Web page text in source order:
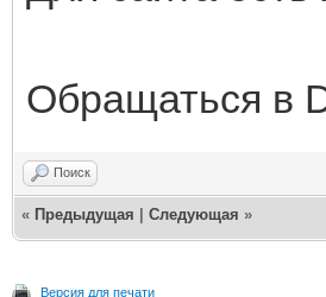
Обращаться в
Поиск
« Предыдущая Следующая »
Версия для печати